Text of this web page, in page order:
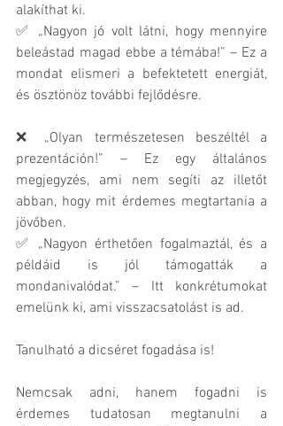
alakíthat ki.
✅ „Nagyon jó volt látni, hogy mennyire
beleástad magad ebbe a témába!” – Ez a
mondat elismeri a befektetett energiát,
és ösztönöz további fejlődésre.
❌ „Olyan természetesen beszéltél a
prezentáción!” – Ez egy általános
megjegyzés, ami nem segíti az illetőt
abban, hogy mit érdemes megtartania a
jövőben.
✅ „Nagyon érthetően fogalmaztál, és a
példáid is jól támogatták a
mondanivalódat.” – Itt konkrétumokat
emelünk ki, ami visszacsatolást is ad.
Tanulható a dicséret fogadása is!
Nemcsak adni, hanem fogadni is
érdemes tudatosan megtanulni a